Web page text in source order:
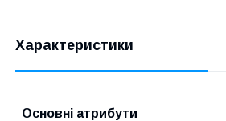
Характеристики
Основні атрибути